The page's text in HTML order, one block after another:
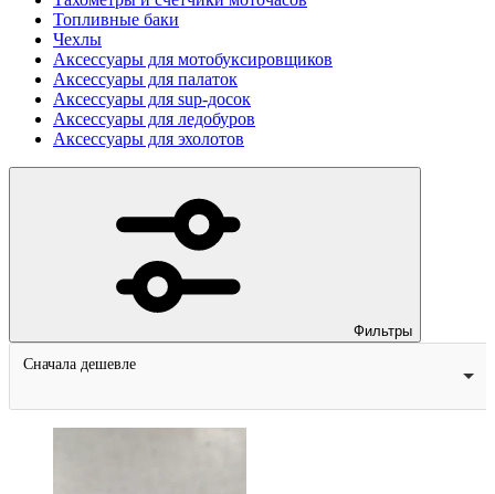
Топливные баки
Чехлы
Аксессуары для мотобуксировщиков
Аксессуары для палаток
Аксессуары для sup-досок
Аксессуары для ледобуров
Аксессуары для эхолотов
Фильтры
Сначала дешевле